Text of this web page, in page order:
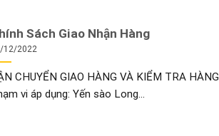
Sách Giao Nhận Hàng
12/2022
CHUYỂN GIAO HÀNG VÀ KIỂM TRA HÀNG
vi áp dụng: Yến sào Long...